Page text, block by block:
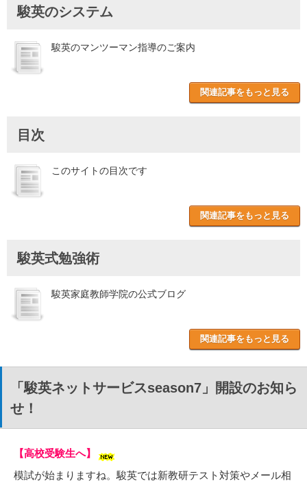
駿英のシステム
駿英のマンツーマン指導のご案内
関連記事をもっと見る
目次
このサイトの目次です
関連記事をもっと見る
駿英式勉強術
駿英家庭教師学院の公式ブログ
関連記事をもっと見る
「駿英ネットサービスseason7」開設のお知ら
せ！
【高校受験生へ】
模試が始まりますね。駿英では新教研テスト対策やメール相